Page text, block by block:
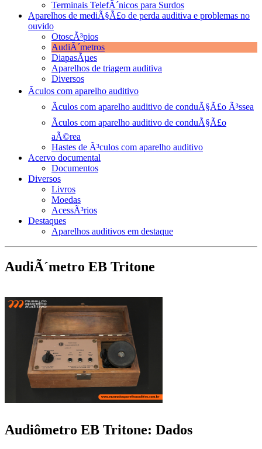
Terminais TelefÃ´nicos para Surdos
Aparelhos de mediÃ§Ã£o de perda auditiva e problemas no
ouvido
OtoscÃ³pios
AudiÃ´metros
DiapasÃµes
Aparelhos de triagem auditiva
Diversos
Ãculos com aparelho auditivo
Ãculos com aparelho auditivo de conduÃ§Ã£o Ã³ssea
Ãculos com aparelho auditivo de conduÃ§Ã£o
aÃ©rea
Hastes de Ã³culos com aparelho auditivo
Acervo documental
Documentos
Diversos
Livros
Moedas
AcessÃ³rios
Destaques
Aparelhos auditivos em destaque
AudiÃ´metro EB Tritone
Audiômetro EB Tritone: Dados